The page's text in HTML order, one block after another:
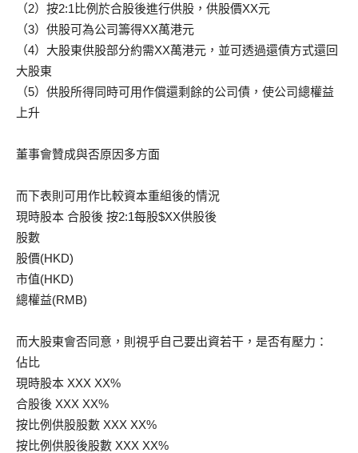
（2）按2:1比例於合股後進行供股，供股價XX元
（3）供股可為公司籌得XX萬港元
（4）大股東供股部分約需XX萬港元，並可透過還債方式還回
大股東
（5）供股所得同時可用作償還剩餘的公司債，使公司總權益
上升
董事會贊成與否原因多方面
而下表則可用作比較資本重組後的情況
現時股本 合股後 按2:1每股$XX供股後
股數
股價(HKD)
市值(HKD)
總權益(RMB)
而大股東會否同意，則視乎自己要出資若干，是否有壓力：
佔比
現時股本 XXX XX%
合股後 XXX XX%
按比例供股股數 XXX XX%
按比例供股後股數 XXX XX%